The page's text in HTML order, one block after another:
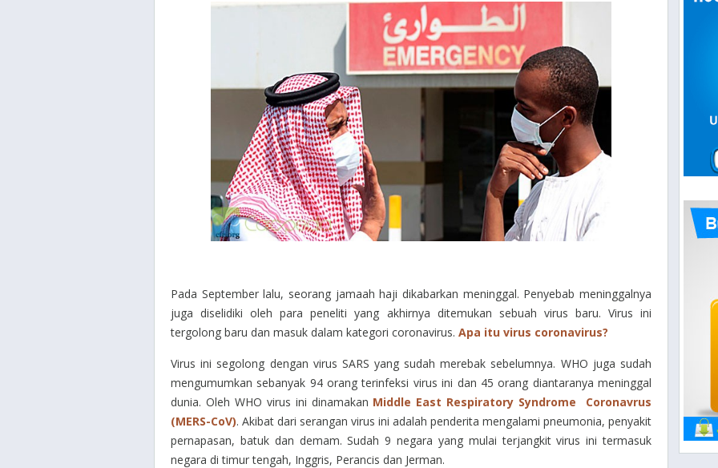
Pada September lalu, seorang jamaah haji dikabarkan meninggal. Penyebab meninggalnya
juga diselidiki oleh para peneliti yang akhirnya ditemukan sebuah virus baru. Virus ini
tergolong baru dan masuk dalam kategori coronavirus. Apa itu virus coronavirus?
Virus ini segolong dengan virus SARS yang sudah merebak sebelumnya. WHO juga sudah
mengumumkan sebanyak 94 orang terinfeksi virus ini dan 45 orang diantaranya meninggal
dunia. Oleh WHO virus ini dinamakan Middle East Respiratory Syndrome Coronavrus
(MERS-CoV). Akibat dari serangan virus ini adalah penderita mengalami pneumonia, penyakit
pernapasan, batuk dan demam. Sudah 9 negara yang mulai terjangkit virus ini termasuk
negara di timur tengah, Inggris, Perancis dan Jerman.